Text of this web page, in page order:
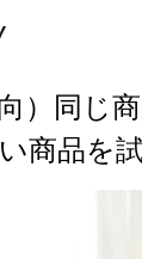
）同じ
商品を